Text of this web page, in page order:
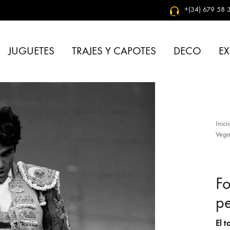
+(34) 679 58
JUGUETES TRAJES Y CAPOTES DECO
Vega
El